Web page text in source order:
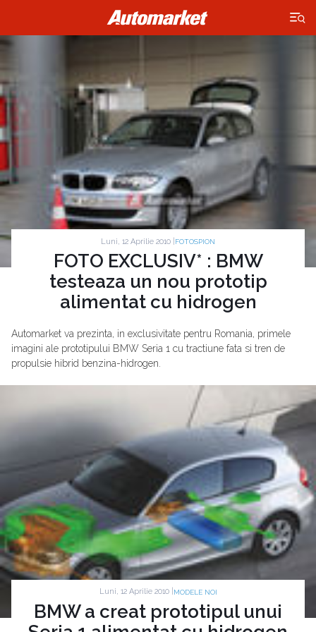
×
Luni, 12 Aprilie 2010 | FOTOSPION
FOTO EXCLUSIV* : BMW
testeaza un nou prototip
alimentat cu hidrogen
Automarket va prezinta, in exclusivitate pentru Romania, primele
imagini ale prototipului BMW Seria 1 cu tractiune fata si tren de
propulsie hibrid benzina-hidrogen.
Luni, 12 Aprilie 2010 | MODELE NOI
BMW a creat prototipul unui